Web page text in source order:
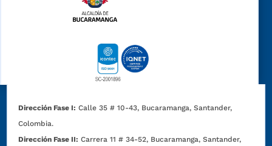
Dirección Fase I: Calle 35 # 10-43, Bucaramanga, Santander,
Colombia.
Dirección Fase II: Carrera 11 # 34-52, Bucaramanga, Santander,